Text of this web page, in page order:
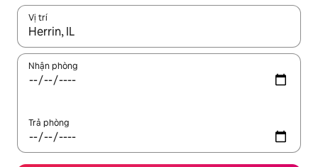
Vị trí
Khi có kết quả, hãy điều hướng bằng phím mũi tên lên và
Nhận phòng
Trả phòng